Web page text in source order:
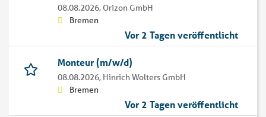
08.08.2026, Orizon GmbH
Bremen
Vor 2 Tagen veröffentlicht
Monteur (m/w/d)
08.08.2026, Hinrich Wolters GmbH
Bremen
Vor 2 Tagen veröffentlicht